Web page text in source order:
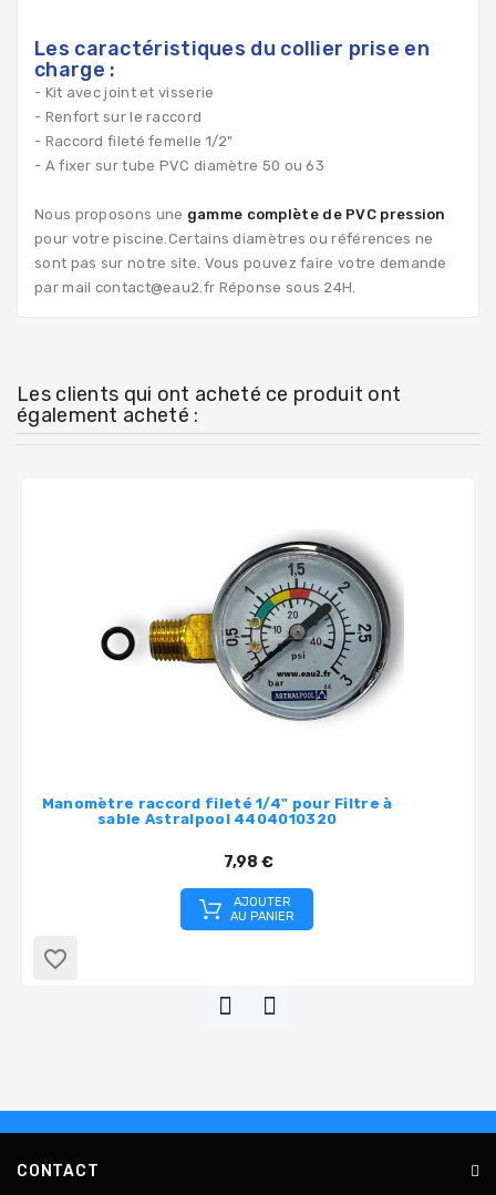
Les caractéristiques du collier prise en
charge :
- Kit avec joint et visserie
- Renfort sur le raccord
- Raccord fileté femelle 1/2"
- A fixer sur tube PVC diamètre 50 ou 63
Nous proposons une gamme complète de PVC pression
pour votre piscine.Certains diamètres ou références ne
sont pas sur notre site. Vous pouvez faire votre demande
par mail contact@eau2.fr Réponse sous 24H.
Les clients qui ont acheté ce produit ont
également acheté :
Manomètre raccord fileté 1/4" pour Filtre à
sable Astralpool 4404010320
7,98 €
AJOUTER
AU PANIER
favorite_border
CONTACT